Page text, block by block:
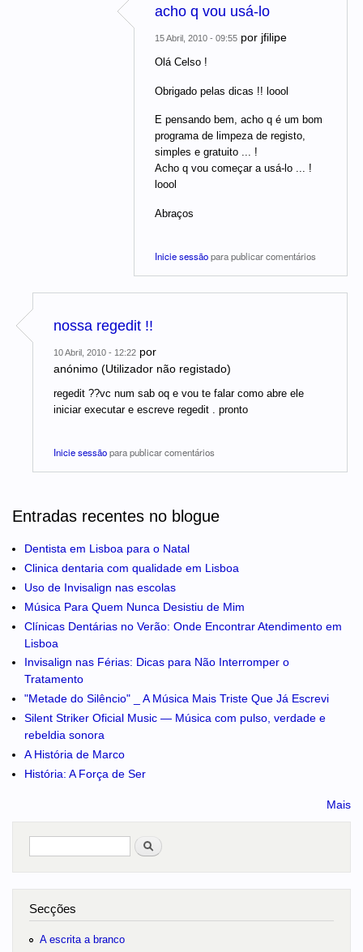
acho q vou usá-lo
15 Abril, 2010 - 09:55 por jfilipe
Olá Celso !
Obrigado pelas dicas !! loool
E pensando bem, acho q é um bom
programa de limpeza de registo,
simples e gratuito ... !
Acho q vou começar a usá-lo ... !
loool
Abraços
Inicie sessãopara publicar comentários
nossa regedit !!
10 Abril, 2010 - 12:22 por
anónimo (Utilizador não registado)
regedit ??vc num sab oq e vou te falar como abre ele
iniciar executar e escreve regedit . pronto
Inicie sessãopara publicar comentários
Entradas recentes no blogue
Dentista em Lisboa para o Natal
Clinica dentaria com qualidade em Lisboa
Uso de Invisalign nas escolas
Música Para Quem Nunca Desistiu de Mim
Clínicas Dentárias no Verão: Onde Encontrar Atendimento em
Lisboa
Invisalign nas Férias: Dicas para Não Interromper o
Tratamento
"Metade do Silêncio" _ A Música Mais Triste Que Já Escrevi
Silent Striker Oficial Music — Música com pulso, verdade e
rebeldia sonora
A História de Marco
História: A Força de Ser
Mais
Pesquisar
no portal
Secções
A escrita a branco